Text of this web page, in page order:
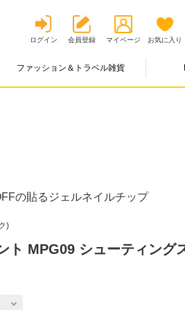
ログイン 会員登録 マイページ お気に入り
ファッション＆トラベル雑貨
の貼るジェルネイルチップ
)
ト MPG09 シューティング